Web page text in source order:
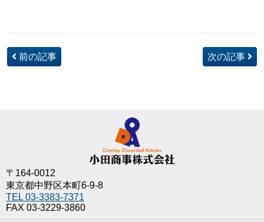
前の記事 次の記事
〒164-0012
東京都中野区本町6-9-8
TEL 03-3383-7371
FAX 03-3229-3860